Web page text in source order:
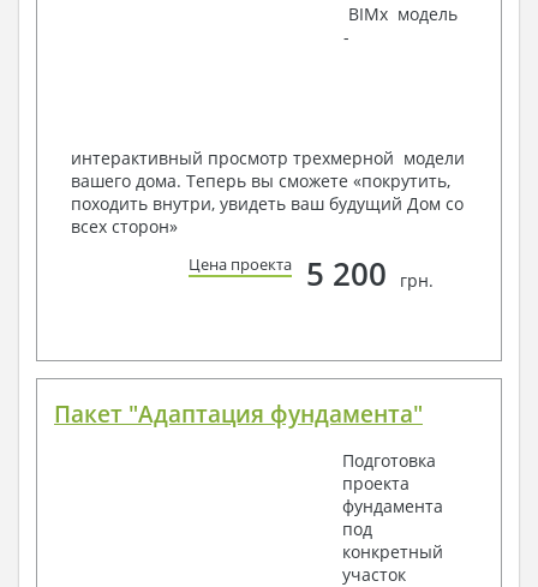
Инженеров – всегда готовы воплотить Вашу мечту
условий, за дополнительную плату.
Получить профессиональную консультацию у
наших специалистов, Вы можете любым
способом связи: закажите обратный звонок,
по viber, e-mail, телефон -
BIMx модель
-
интерактивный просмотр трехмерной модели
вашего дома. Теперь вы сможете «покрутить,
походить внутри, увидеть ваш будущий Дом со
всех сторон»
Цена проекта 5 200 грн.
Пакет "Адаптация фундамента"
Подготовка
проекта
фундамента
под
конкретный
участок